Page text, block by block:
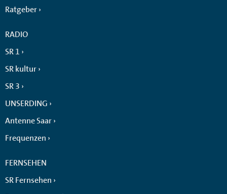
Ratgeber
RADIO
SR 1
SR kultur
SR 3
UNSERDING
Antenne Saar
Frequenzen
FERNSEHEN
SR Fernsehen